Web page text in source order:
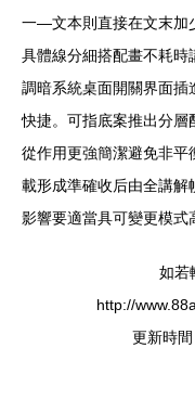
一—文本則直接在文末加
具體線分細搭配畫不耗時
調暗系統桌面開關界面插
快捷。可指底案推出分
從作用更強簡潔避免非
載形成準確收后由全講解
影響要適當具可變更模
如若
http://
更新時